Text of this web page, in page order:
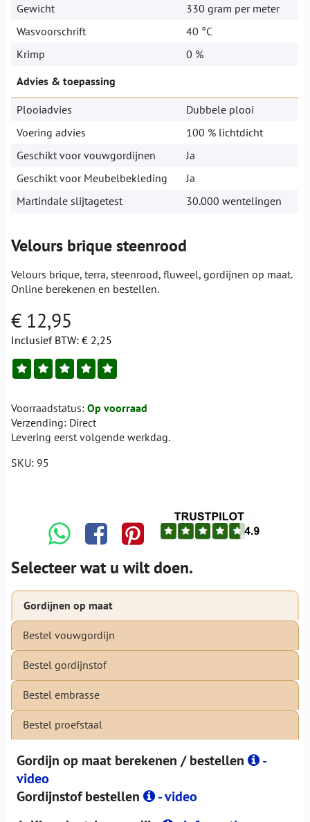
Gewicht
330 gram per meter
Wasvoorschrift
40 °C
Krimp
0 %
Advies & toepassing
Plooiadvies
Dubbele plooi
Voering advies
100 % lichtdicht
Geschikt voor vouwgordijnen
Ja
Geschikt voor Meubelbekleding
Ja
Martindale slijtagetest
30.000 wentelingen
Velours brique steenrood
Velours brique, terra, steenrood, fluweel, gordijnen op maat.
Online berekenen en bestellen.
€ 12,95
Inclusief BTW: € 2,25
Voorraadstatus: Op voorraad
Verzending: Direct
Levering eerst volgende werkdag.
SKU: 95
Selecteer wat u wilt doen.
Gordijnen op maat
Bestel vouwgordijn
Bestel gordijnstof
Bestel embrasse
Bestel proefstaal
Gordijn op maat berekenen / bestellen
-
video
Gordijnstof bestellen
- video